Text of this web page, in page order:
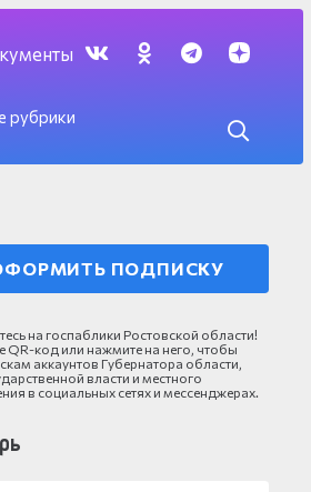
рубрики
ПОДПИСКУ
на госпаблики Ростовской области!
QR-код или нажмите на него, чтобы
аккаунтов Губернатора области,
власти и местного
в социальных сетях и мессенджерах.